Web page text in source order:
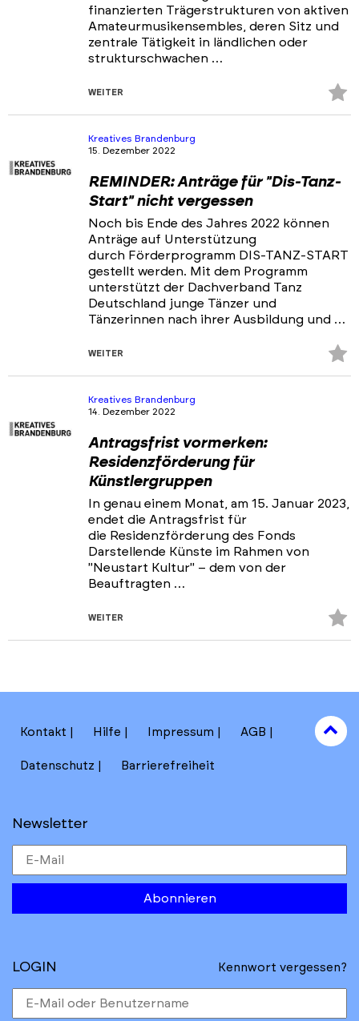
finanzierten Trägerstrukturen von aktiven
Amateurmusikensembles, deren Sitz und
zentrale Tätigkeit in ländlichen oder
strukturschwachen …
WEITER
Kreatives Brandenburg
15. Dezember 2022
REMINDER: Anträge für "Dis-Tanz-
Start" nicht vergessen
Noch bis Ende des Jahres 2022 können
Anträge auf Unterstützung
durch Förderprogramm DIS-TANZ-START
gestellt werden. Mit dem Programm
unterstützt der Dachverband Tanz
Deutschland junge Tänzer und
Tänzerinnen nach ihrer Ausbildung und …
WEITER
Kreatives Brandenburg
14. Dezember 2022
Antragsfrist vormerken:
Residenzförderung für
Künstlergruppen
In genau einem Monat, am 15. Januar 2023,
endet die Antragsfrist für
die Residenzförderung des Fonds
Darstellende Künste im Rahmen von
"Neustart Kultur" – dem von der
Beauftragten …
WEITER
Kontakt Hilfe Impressum AGB
Datenschutz Barrierefreiheit
Newsletter
Abonnieren
to
top
LOGIN Kennwort vergessen?